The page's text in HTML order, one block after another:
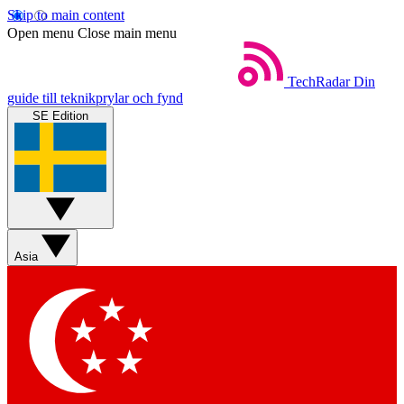
Skip to main content
Open menu Close main menu
TechRadar Din
guide till teknikprylar och fynd
SE Edition
Asia